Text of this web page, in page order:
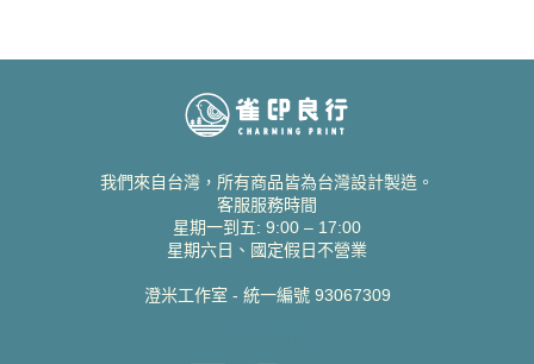
我們來自台灣，所有商品皆為台灣設計製造。
客服服務時間
星期一到五: 9:00 – 17:00
星期六日、國定假日不營業
澄米工作室 - 統一編號 93067309